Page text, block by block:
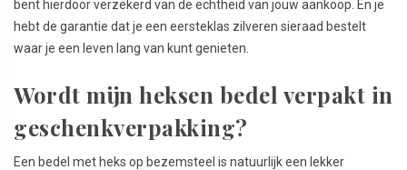
bent hierdoor verzekerd van de echtheid van jouw aankoop. En je
hebt de garantie dat je een eersteklas zilveren sieraad bestelt
waar je een leven lang van kunt genieten.
Wordt mijn heksen bedel verpakt in
geschenkverpakking?
Een bedel met heks op bezemsteel is natuurlijk een lekker